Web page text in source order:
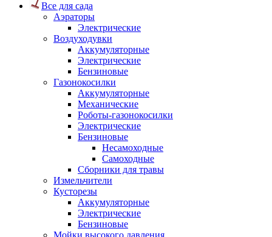
Все для сада
Аэраторы
Электрические
Воздуходувки
Аккумуляторные
Электрические
Бензиновые
Газонокосилки
Аккумуляторные
Механические
Роботы-газонокосилки
Электрические
Бензиновые
Несамоходные
Самоходные
Сборники для травы
Измельчители
Кусторезы
Аккумуляторные
Электрические
Бензиновые
Мойки высокого давления